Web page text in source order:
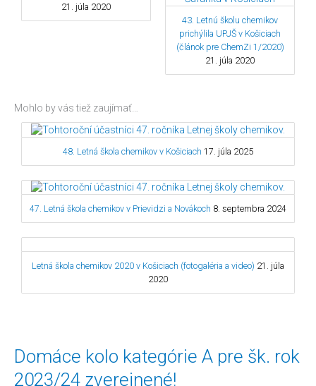
21. júla 2020
43. Letnú školu chemikov
prichýlila UPJŠ v Košiciach
(článok pre ChemZi 1/2020)
21. júla 2020
Mohlo by vás tiež zaujímať…
48. Letná škola chemikov v Košiciach 17. júla 2025
47. Letná škola chemikov v Prievidzi a Novákoch 8. septembra 2024
Letná škola chemikov 2020 v Košiciach (fotogaléria a video) 21. júla
2020
Domáce kolo kategórie A pre šk. rok
2023/24 zverejnené!
Domáce
kolo
kategórie